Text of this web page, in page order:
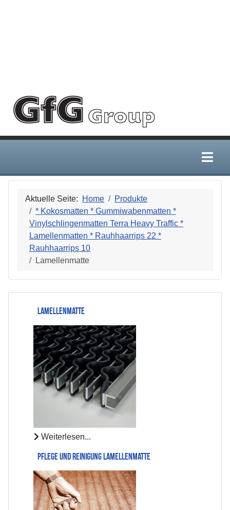
Aktuelle Seite: Home
Produkte
* Kokosmatten * Gummiwabenmatten *
Vinylschlingenmatten Terra Heavy Traffic *
Lamellenmatten * Rauhhaarrips 22 *
Rauhhaarrips 10
Lamellenmatte
Lamellenmatte
Weiterlesen...
Pflege und Reinigung Lamellenmatte